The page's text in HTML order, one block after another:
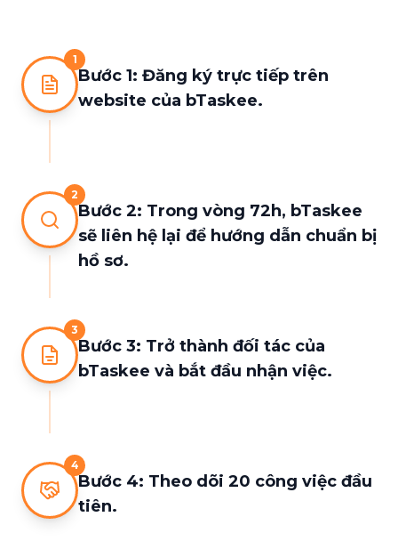
1
Bước 1: Đăng ký trực tiếp trên
website của bTaskee.
2
Bước 2: Trong vòng 72h, bTaskee
sẽ liên hệ lại để hướng dẫn chuẩn bị
hồ sơ.
3
Bước 3: Trở thành đối tác của
bTaskee và bắt đầu nhận việc.
4
Bước 4: Theo dõi 20 công việc đầu
tiên.